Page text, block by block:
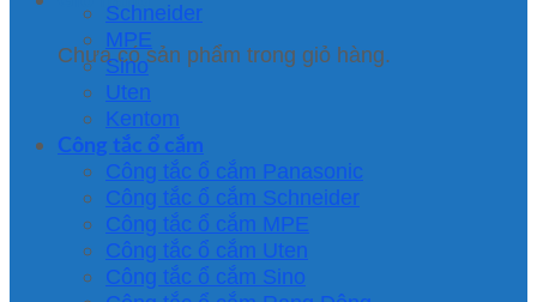
Chưa có sản phẩm trong giỏ hàng.
Schneider
MPE
Sino
Uten
Kentom
Công tắc ổ cắm
Công tắc ổ cắm Panasonic
Công tắc ổ cắm Schneider
Công tắc ổ cắm MPE
Công tắc ổ cắm Uten
Công tắc ổ cắm Sino